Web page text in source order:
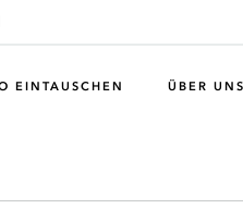
EINTAUSCHEN ÜBER UNS